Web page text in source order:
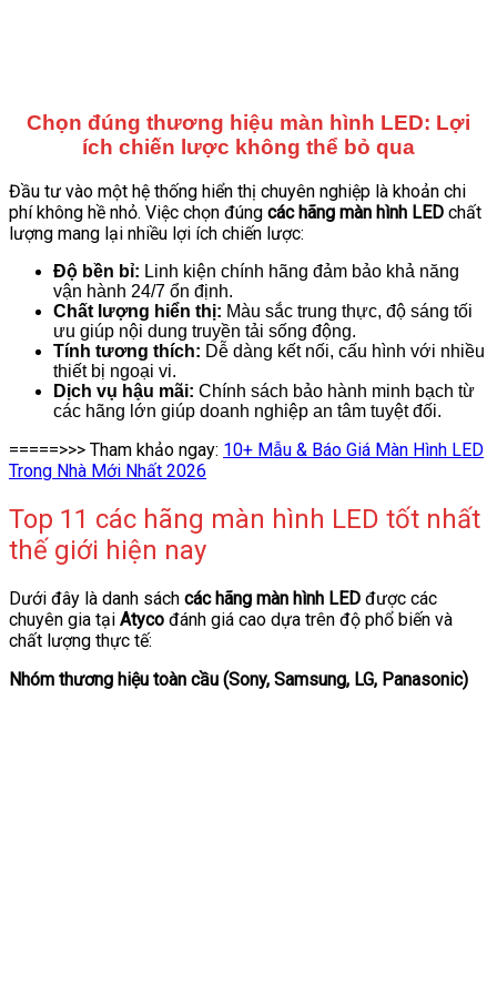
Chọn đúng thương hiệu màn hình LED: Lợi
ích chiến lược không thể bỏ qua
Đầu tư vào một hệ thống hiển thị chuyên nghiệp là khoản chi
phí không hề nhỏ. Việc chọn đúng các hãng màn hình LED chất
lượng mang lại nhiều lợi ích chiến lược:
Độ bền bỉ: Linh kiện chính hãng đảm bảo khả năng
vận hành 24/7 ổn định.
Chất lượng hiển thị: Màu sắc trung thực, độ sáng tối
ưu giúp nội dung truyền tải sống động.
Tính tương thích: Dễ dàng kết nối, cấu hình với nhiều
thiết bị ngoại vi.
Dịch vụ hậu mãi: Chính sách bảo hành minh bạch từ
các hãng lớn giúp doanh nghiệp an tâm tuyệt đối.
=====>>> Tham khảo ngay: 10+ Mẫu & Báo Giá Màn Hình LED
Trong Nhà Mới Nhất 2026
Top 11 các hãng màn hình LED tốt nhất
thế giới hiện nay
Dưới đây là danh sách các hãng màn hình LED được các
chuyên gia tại Atyco đánh giá cao dựa trên độ phổ biến và
chất lượng thực tế:
Nhóm thương hiệu toàn cầu (Sony, Samsung, LG, Panasonic)